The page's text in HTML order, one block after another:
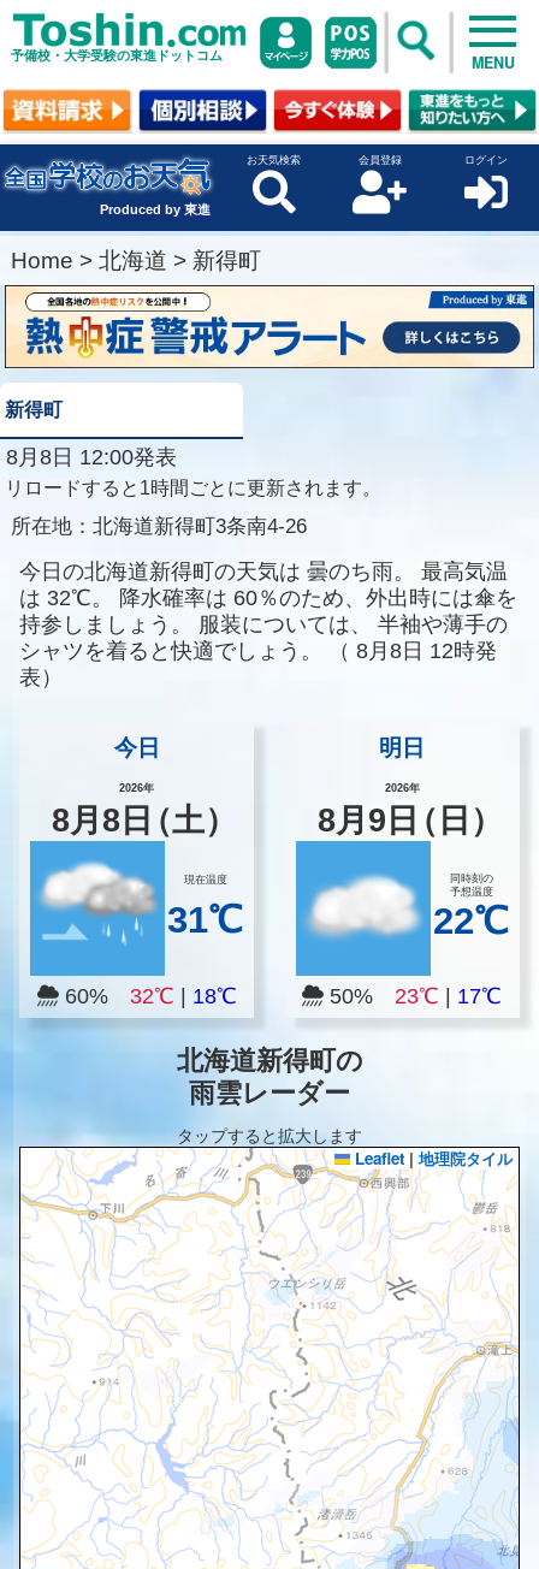
予備校・大学受験の東進ドットコム MENU
Produced by 東進
お天気検索 会員登録 ログイン
Home > 北海道 > 新得町
新得町
8月8日 12:00発表
リロードすると1時間ごとに更新されます。
所在地： 北海道新得町3条南4-26
今日の北海道新得町の天気は 曇のち雨。
最高気温
は 32℃。 降水確率は 60％のため、外出時には傘を
持参しましょう。
服装については、
半袖や薄手の
シャツを着ると快適でしょう。
（ 8月8日 12時発
表）
今日
2026年
8月8 日（土）
現在温度
31℃
60% 32℃ 18℃
明日
2026年
8月 9 日（日）
同時刻の
予想温度
22℃
50% 23℃ 17℃
北海道新得町の
雨雲レーダー
タップすると拡大します
Leaflet | 地理院タイル